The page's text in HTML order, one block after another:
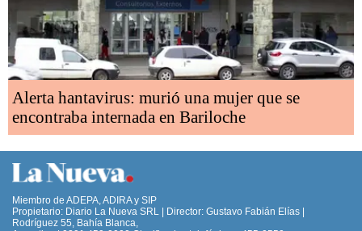
Alerta hantavirus: murió una mujer que se
encontraba internada en Bariloche
Miembro de ADEPA, ADIRA y SIP
Propietario: Diario La Nueva SRL | Director: Gustavo Fabián Elías |
Rodríguez 55, Bahía Blanca,